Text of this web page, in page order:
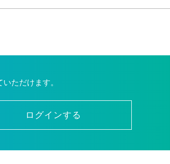
ただけます。
ログインする